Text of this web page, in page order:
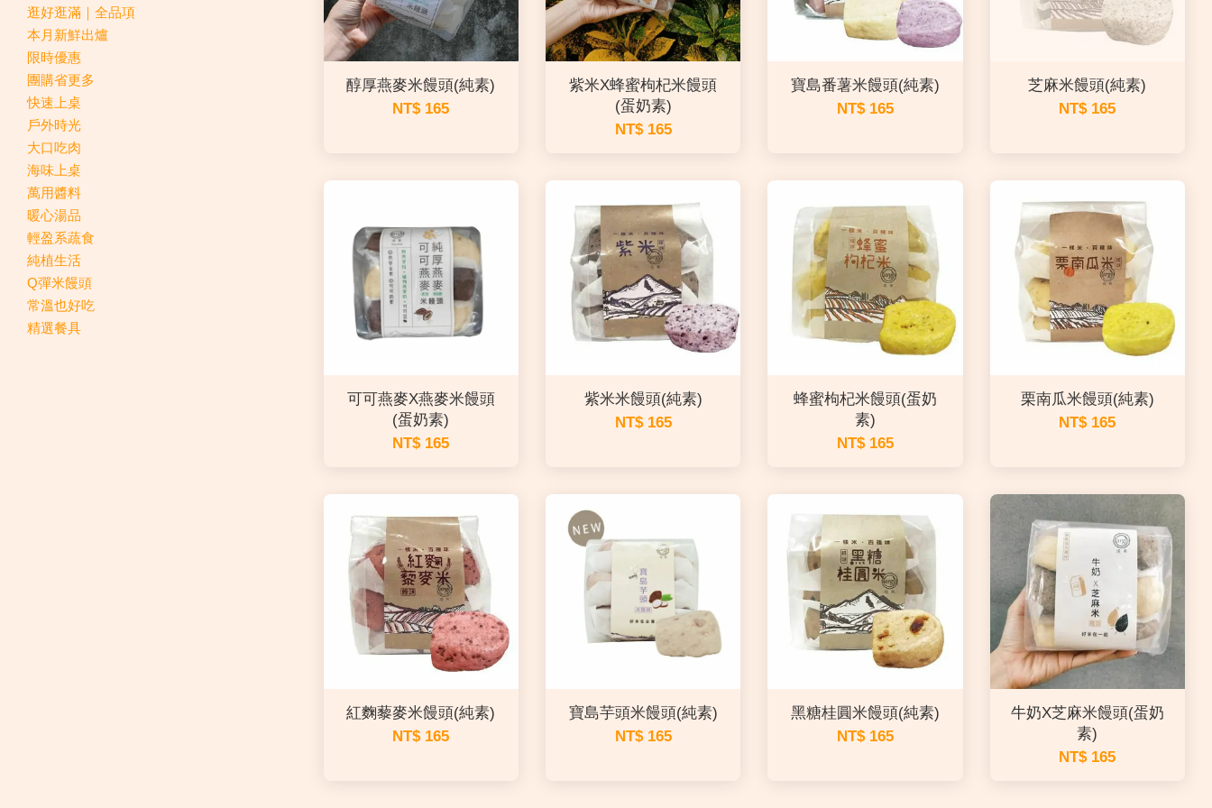
逛好逛滿｜全品項
本月新鮮出爐
限時優惠
團購省更多
快速上桌
戶外時光
大口吃肉
海味上桌
萬用醬料
暖心湯品
輕盈系蔬食
純植生活
Q彈米饅頭
常溫也好吃
精選餐具
醇厚燕麥米饅頭(純素)
NT$ 165
紫米X蜂蜜枸杞米饅頭
(蛋奶素)
NT$ 165
寶島番薯米饅頭(純素)
NT$ 165
芝麻米饅頭(純素)
NT$ 165
可可燕麥X燕麥米饅頭
(蛋奶素)
NT$ 165
紫米米饅頭(純素)
NT$ 165
蜂蜜枸杞米饅頭(蛋奶
素)
NT$ 165
栗南瓜米饅頭(純素)
NT$ 165
紅麴藜麥米饅頭(純素)
NT$ 165
寶島芋頭米饅頭(純素)
NT$ 165
黑糖桂圓米饅頭(純素)
NT$ 165
牛奶X芝麻米饅頭(蛋奶
素)
NT$ 165